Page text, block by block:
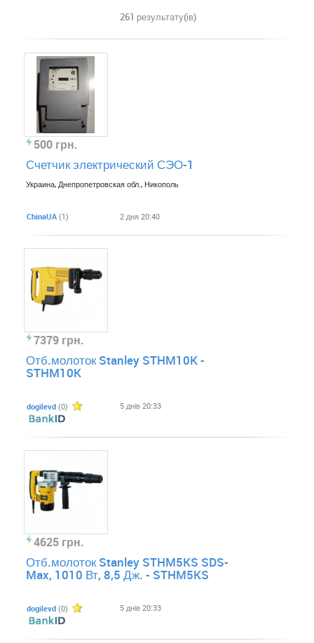
261 результату(ів)
500 грн.
Счетчик электрический СЭО-1
Украина, Днепропетровская обл., Никополь
ChinaUA (1) 2 дня 20:40
7379 грн.
Отб.молоток Stanley STHM10K -
STHM10K
dogilevd (0) 5 днів 20:33
4625 грн.
Отб.молоток Stanley STHM5KS SDS-
Max, 1010 Вт, 8,5 Дж. - STHM5KS
dogilevd (0) 5 днів 20:33